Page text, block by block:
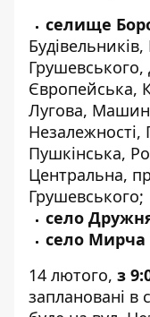
селище
Європейська,
Лугова,
Пушкінська,
Центральна,
Грушевського;
село
село Мирча
14 лютого, з
заплановані в